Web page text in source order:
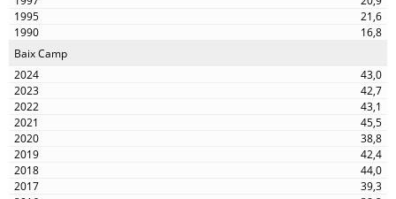
21,6
16,8
Baix Camp
43,0
42,7
43,1
45,5
38,8
42,4
44,0
39,3